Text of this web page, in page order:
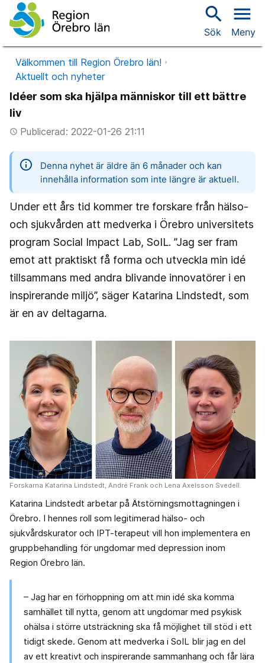
search
Sök
menu
Meny
Välkommen till Region Örebro län!
Aktuellt och nyheter
Idéer som ska hjälpa människor till ett bättre
liv
access_timePublicerad: 2022-01-26 21:11
information
Denna nyhet är äldre än 6 månader och kan
innehålla information som inte längre är aktuell.
Under ett års tid kommer tre forskare från hälso-
och sjukvården att medverka i Örebro universitets
program Social Impact Lab, SoIL. ”Jag ser fram
emot att praktiskt få forma och utveckla min idé
tillsammans med andra blivande innovatörer i en
inspirerande miljö”, säger Katarina Lindstedt, som
är en av deltagarna.
Forskarna Katarina Lindstedt, André Frank och Lena Axelsson Svedell.
Katarina Lindstedt arbetar på Ätstörningsmottagningen i
Örebro. I hennes roll som legitimerad hälso- och
sjukvårdskurator och IPT-terapeut vill hon implementera en
gruppbehandling för ungdomar med depression inom
Region Örebro län.
– Jag har en förhoppning om att min idé ska komma
samhället till nytta, genom att ungdomar med psykisk
ohälsa i större utsträckning ska få möjlighet till stöd i ett
tidigt skede. Genom att medverka i SoIL blir jag en del
av ett kreativt och inspirerande sammanhang och får lära